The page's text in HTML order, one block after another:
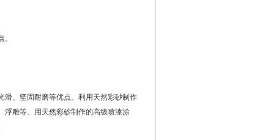
。
、坚固耐磨等优点。利用天然彩砂制作
浮雕等。用天然彩砂制作的高级喷漆涂